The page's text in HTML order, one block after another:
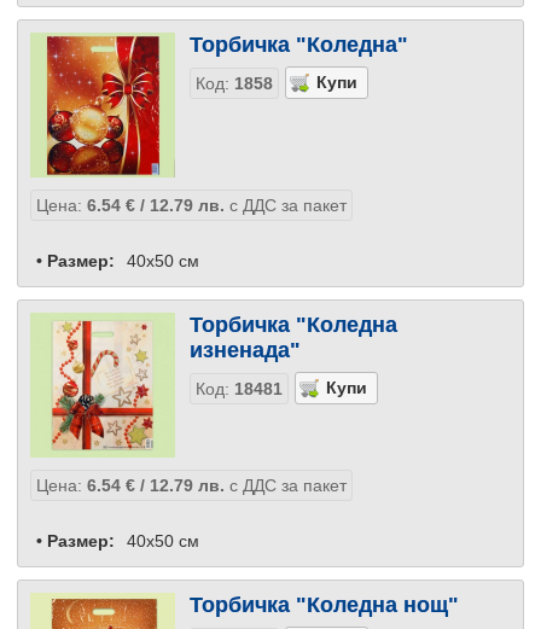
Торбичка "Коледна"
Код: 1858
Цена: 6.54 €/ 12.79 лв. с ДДС за пакет
• Размер: 40x50 см
Торбичка "Коледна
изненада"
Код: 18481
Цена: 6.54 €/ 12.79 лв. с ДДС за пакет
• Размер: 40x50 см
Торбичка "Коледна нощ"